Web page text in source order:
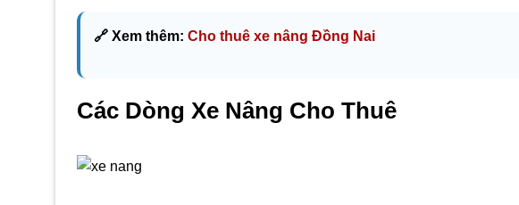
🔗 Xem thêm: Cho thuê xe nâng Đồng Nai
Các Dòng Xe Nâng Cho Thuê